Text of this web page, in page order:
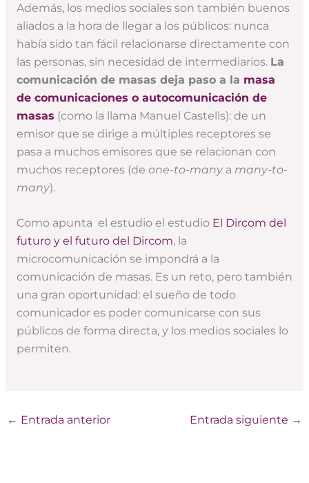
Además, los medios sociales son también buenos
aliados a la hora de llegar a los públicos: nunca
había sido tan fácil relacionarse directamente con
las personas, sin necesidad de intermediarios. La
comunicación de masas deja paso a la masa
de comunicaciones o autocomunicación de
masas (como la llama Manuel Castells): de un
emisor que se dirige a múltiples receptores se
pasa a muchos emisores que se relacionan con
muchos receptores (de one-to-manya many-to-
many).
Como apunta el estudio el estudio El Dircom del
futuro y el futuro del Dircom, la
microcomunicación se impondrá a la
comunicación de masas. Es un reto, pero también
una gran oportunidad: el sueño de todo
comunicador es poder comunicarse con sus
públicos de forma directa, y los medios sociales lo
permiten.
← Entrada anterior Entrada siguiente →